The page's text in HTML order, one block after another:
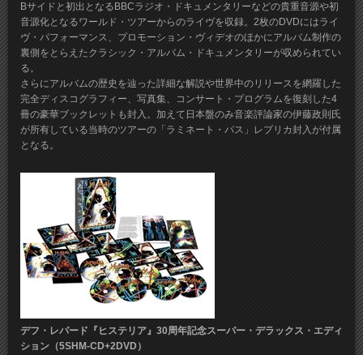
Bサイドと初出となるBBCラジオ・ドキュメンタリーなどの貴重音源や初
音源化となるワールド・ツアーからのライヴを収録。2枚のDVDにはライ
ヴ・パフォーマンス、プロモーション・ヴィデオのほかにアルバム制作の
裏側をとらえたクラシック・アルバム・ドキュメンタリーが収められてい
る。
さらにアルバムの歴史を辿った詳細な解説や世界中のリリースを網羅した
完全ディスコグラフィー、写真集、コンサート・プログラムを復刻した4
冊の豪華ブックレットも封入。加えて日本盤のみ音楽評論家の伊藤政則氏
が所有している当時のツアーの「ラミネート・パス」レプリカ封入が付属
となる。
デフ・レパード『ヒステリア』30周年記念スーパー・デラックス・エディ
ション（5SHM-CD+2DVD）